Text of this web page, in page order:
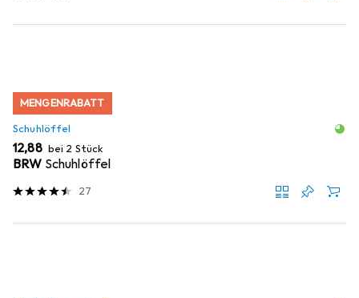
MENGENRABATT
Schuhlöffel
EUR
12,88 bei 2 Stück
BRW Schuhlöffel
27